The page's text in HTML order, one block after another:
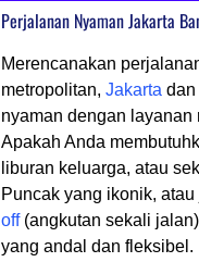
Perjalanan Nyaman Jakarta
Merencanakan
metropolitan, Jakarta dan
nyaman dengan
Apakah Anda
liburan keluarga, atau
Puncak yang ikonik,
off(angkutan sekali
yang andal dan fleksibel.